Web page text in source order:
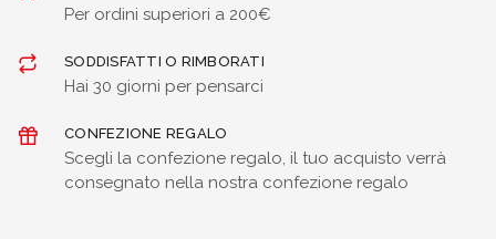
Per ordini superiori a 200€
SODDISFATTI O RIMBORATI
Hai 30 giorni per pensarci
CONFEZIONE REGALO
Scegli la confezione regalo, il tuo acquisto verrà
consegnato nella nostra confezione regalo